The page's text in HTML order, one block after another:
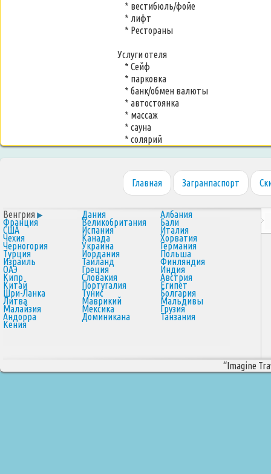
* вестибюль/фойе
* лифт
* Рестораны
Услуги отеля
* Сейф
* парковка
* банк/обмен валюты
* автостоянка
* массаж
* сауна
* солярий
Главная Загранпаспорт
Венгрия Дания Албания
Франция Великобритания Бали
США Испания Италия
Чехия Канада Хорватия
Черногория Украина Германия
Турция Иордания Польша
Израиль Таиланд Финляндия
ОАЭ Греция Индия
Кипр Словакия Австрия
Китай Португалия Египет
Шри-Ланка Тунис Болгария
Литва Маврикий Мальдивы
Малайзия Мексика Грузия
Андорра Доминикана Танзания
Кения
“Imagine